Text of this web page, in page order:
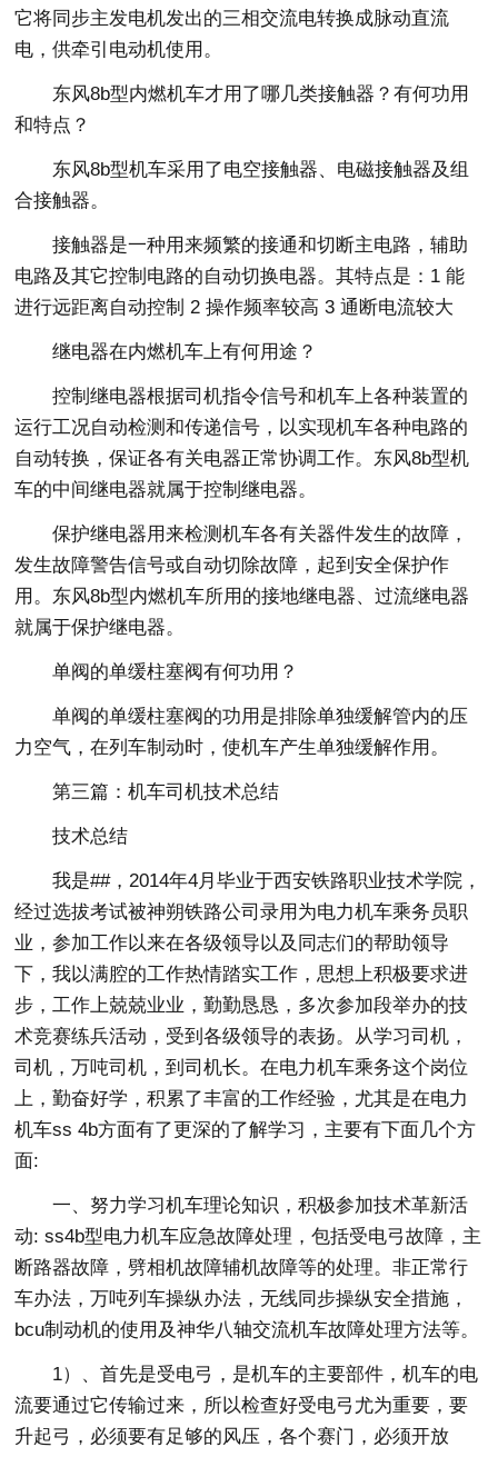
它将同步主发电机发出的三相交流电转换成脉动直流
电，供牵引电动机使用。
东风8b型内燃机车才用了哪几类接触器？有何功用
和特点？
东风8b型机车采用了电空接触器、电磁接触器及组
合接触器。
接触器是一种用来频繁的接通和切断主电路，辅助
电路及其它控制电路的自动切换电器。其特点是：1 能
进行远距离自动控制 2 操作频率较高 3 通断电流较大
继电器在内燃机车上有何用途？
控制继电器根据司机指令信号和机车上各种装置的
运行工况自动检测和传递信号，以实现机车各种电路的
自动转换，保证各有关电器正常协调工作。东风8b型机
车的中间继电器就属于控制继电器。
保护继电器用来检测机车各有关器件发生的故障，
发生故障警告信号或自动切除故障，起到安全保护作
用。东风8b型内燃机车所用的接地继电器、过流继电器
就属于保护继电器。
单阀的单缓柱塞阀有何功用？
单阀的单缓柱塞阀的功用是排除单独缓解管内的压
力空气，在列车制动时，使机车产生单独缓解作用。
第三篇：机车司机技术总结
技术总结
我是##，2014年4月毕业于西安铁路职业技术学院，
经过选拔考试被神朔铁路公司录用为电力机车乘务员职
业，参加工作以来在各级领导以及同志们的帮助领导
下，我以满腔的工作热情踏实工作，思想上积极要求进
步，工作上兢兢业业，勤勤恳恳，多次参加段举办的技
术竞赛练兵活动，受到各级领导的表扬。从学习司机，
司机，万吨司机，到司机长。在电力机车乘务这个岗位
上，勤奋好学，积累了丰富的工作经验，尤其是在电力
机车ss 4b方面有了更深的了解学习，主要有下面几个方
面:
一、努力学习机车理论知识，积极参加技术革新活
动: ss4b型电力机车应急故障处理，包括受电弓故障，主
断路器故障，劈相机故障辅机故障等的处理。非正常行
车办法，万吨列车操纵办法，无线同步操纵安全措施，
bcu制动机的使用及神华八轴交流机车故障处理方法等。
1）、首先是受电弓，是机车的主要部件，机车的电
流要通过它传输过来，所以检查好受电弓尤为重要，要
升起弓，必须要有足够的风压，各个赛门，必须开放